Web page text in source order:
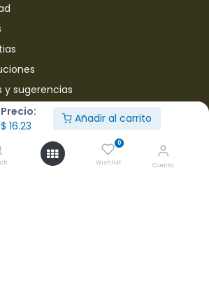
Precio:
$ 16.23
Añadir al carrito
0
Wishlist Cuenta
y sugerencias
usuarios
de nuestras ofertas